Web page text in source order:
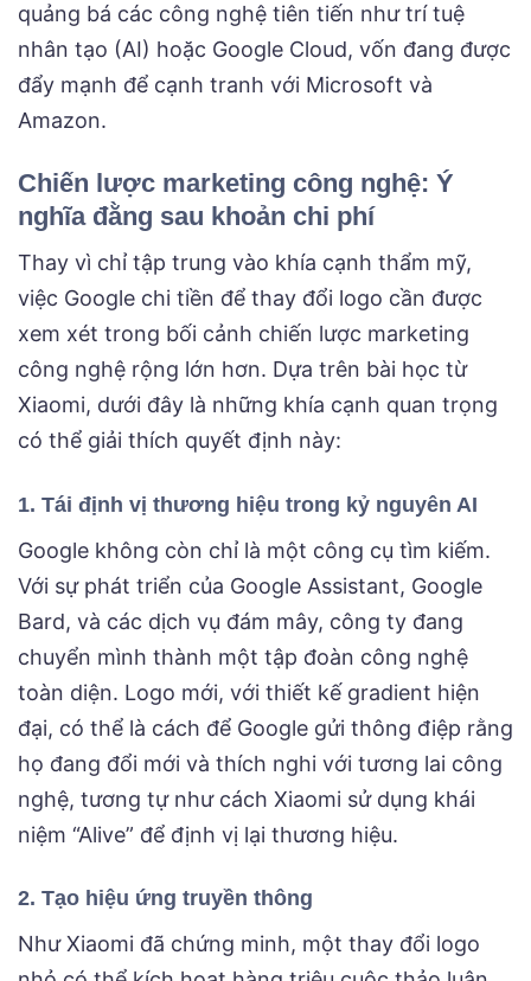
quảng bá các công nghệ tiên tiến như trí tuệ
nhân tạo (AI) hoặc Google Cloud, vốn đang được
đẩy mạnh để cạnh tranh với Microsoft và
Amazon.
Chiến lược marketing công nghệ: Ý
nghĩa đằng sau khoản chi phí
Thay vì chỉ tập trung vào khía cạnh thẩm mỹ,
việc Google chi tiền để thay đổi logo cần được
xem xét trong bối cảnh chiến lược marketing
công nghệ rộng lớn hơn. Dựa trên bài học từ
Xiaomi, dưới đây là những khía cạnh quan trọng
có thể giải thích quyết định này:
1. Tái định vị thương hiệu trong kỷ nguyên AI
Google không còn chỉ là một công cụ tìm kiếm.
Với sự phát triển của Google Assistant, Google
Bard, và các dịch vụ đám mây, công ty đang
chuyển mình thành một tập đoàn công nghệ
toàn diện. Logo mới, với thiết kế gradient hiện
đại, có thể là cách để Google gửi thông điệp rằng
họ đang đổi mới và thích nghi với tương lai công
nghệ, tương tự như cách Xiaomi sử dụng khái
niệm “Alive” để định vị lại thương hiệu.
2. Tạo hiệu ứng truyền thông
Như Xiaomi đã chứng minh, một thay đổi logo